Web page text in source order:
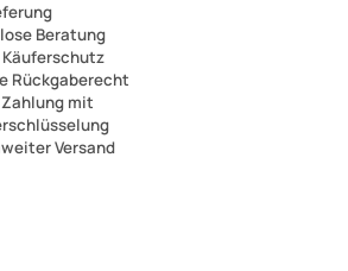
Beratung
Käuferschutz
Rückgaberecht
mit
Versand